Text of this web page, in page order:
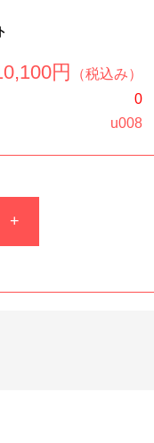
円
（税込み）
0
u008
+